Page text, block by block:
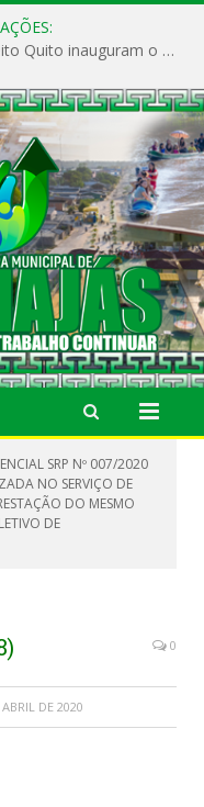
Prefeito Vivaldo Mendes e vice-prefeito Quito inauguram o CAPS e fortalecem a saúde pública em Anajás.
SRP Nº 007/2020
NO SERVIÇO DE
DO MESMO
DE
0
DE 2020